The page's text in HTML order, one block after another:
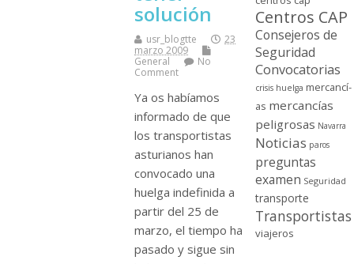
solución
usr_blogtte
23
marzo 2009
General
No
Comment
Ya os habí­amos
informado de que
los transportistas
asturianos han
convocado una
huelga indefinida a
partir del 25 de
marzo, el tiempo ha
pasado y sigue sin
Centros CAP
Consejeros de
Seguridad
Convocatorias
crisis huelga mercancí­
as mercancí­as
peligrosas Navarra
Noticias paros
preguntas
examen Seguridad
transporte
Transportistas
viajeros